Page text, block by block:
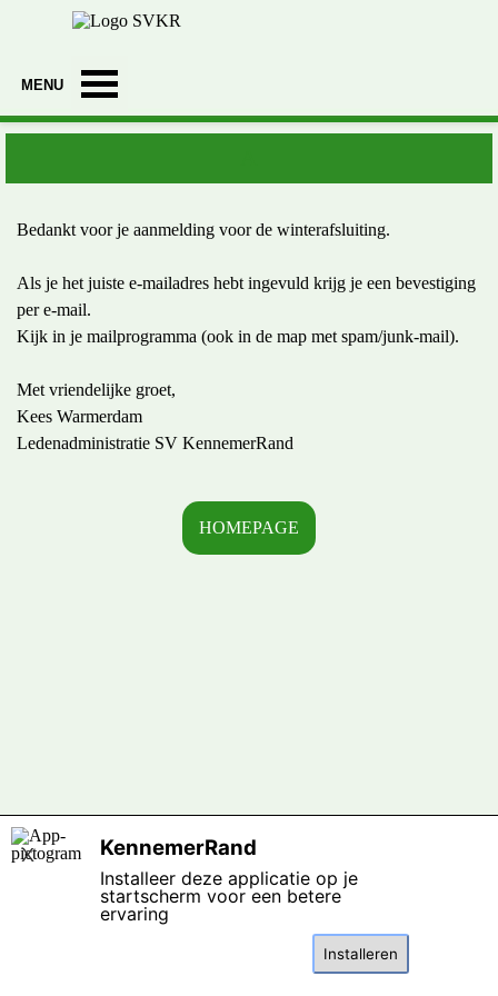
Ga naar de inhoud
Bedankt voor je aanmelding voor de winterafsluiting.
Als je het juiste e-mailadres hebt ingevuld krijg je een bevestiging
per e-mail.
Kijk in je mailprogramma (ook in de map met spam/junk-mail).
Met vriendelijke groet,
Kees Warmerdam
Ledenadministratie SV KennemerRand
HOMEPAGE
KennemerRand
Installeer deze applicatie op je
startscherm voor een betere
ervaring
Installeren
X